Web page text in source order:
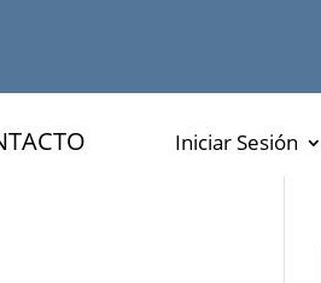
Iniciar Sesión